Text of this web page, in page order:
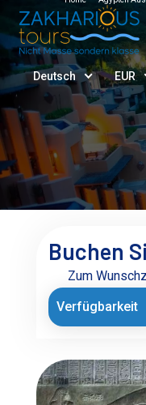
Deutsch EUR
Buchen
Zum
Verfügbarkeit